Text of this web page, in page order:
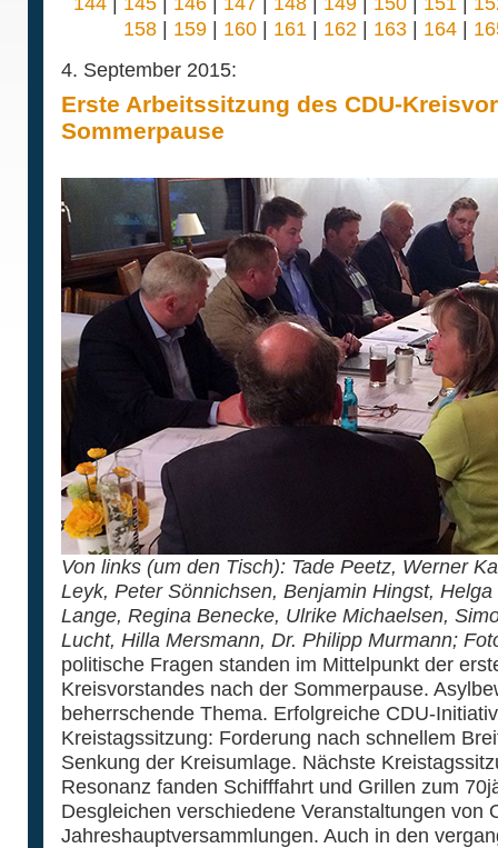
158| 159| 160| 161 | 162 | 163| 164|
4. September 2015:
Erste Arbeitssitzung des CDU-
Sommerpause
Von links (um den Tisch): Tade Peetz, Werner
Leyk, Peter Sönnichsen, Benjamin Hingst,
Lange, Regina Benecke, Ulrike Michaelsen,
Lucht, Hilla Mersmann, Dr. Philipp Murmann;
politische Fragen standen im Mittelpunkt der
Kreisvorstandes nach der Sommerpause.
beherrschende Thema. Erfolgreiche CDU-
Kreistagssitzung: Forderung nach schnellem
Senkung der Kreisumlage. Nächste
Resonanz fanden Schifffahrt und Grillen zum
Desgleichen verschiedene Veranstaltungen von
Jahreshauptversammlungen. Auch in den